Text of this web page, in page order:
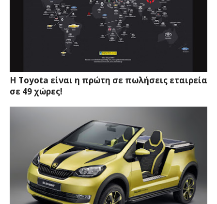
Η Toyota είναι η πρώτη σε πωλήσεις εταιρεία
σε 49 χώρες!